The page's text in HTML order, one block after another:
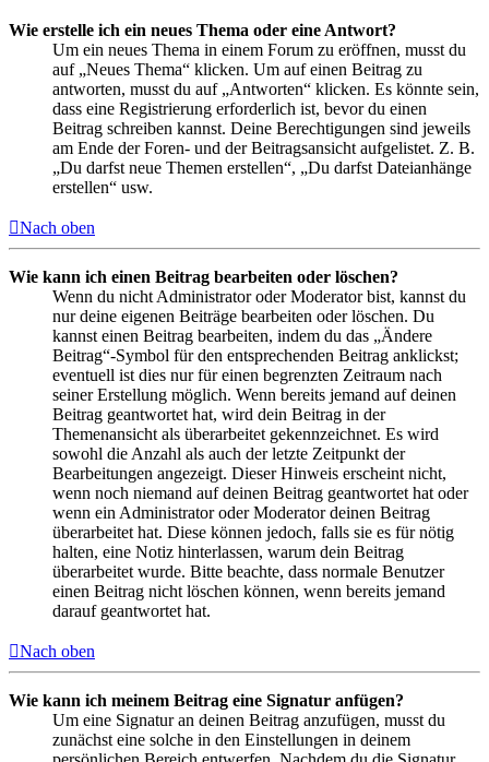
Wie erstelle ich ein neues Thema oder eine Antwort?
Um ein neues Thema in einem Forum zu eröffnen, musst du
auf „Neues Thema“ klicken. Um auf einen Beitrag zu
antworten, musst du auf „Antworten“ klicken. Es könnte sein,
dass eine Registrierung erforderlich ist, bevor du einen
Beitrag schreiben kannst. Deine Berechtigungen sind jeweils
am Ende der Foren- und der Beitragsansicht aufgelistet. Z. B.
„Du darfst neue Themen erstellen“, „Du darfst Dateianhänge
erstellen“ usw.
Nach oben
Wie kann ich einen Beitrag bearbeiten oder löschen?
Wenn du nicht Administrator oder Moderator bist, kannst du
nur deine eigenen Beiträge bearbeiten oder löschen. Du
kannst einen Beitrag bearbeiten, indem du das „Ändere
Beitrag“-Symbol für den entsprechenden Beitrag anklickst;
eventuell ist dies nur für einen begrenzten Zeitraum nach
seiner Erstellung möglich. Wenn bereits jemand auf deinen
Beitrag geantwortet hat, wird dein Beitrag in der
Themenansicht als überarbeitet gekennzeichnet. Es wird
sowohl die Anzahl als auch der letzte Zeitpunkt der
Bearbeitungen angezeigt. Dieser Hinweis erscheint nicht,
wenn noch niemand auf deinen Beitrag geantwortet hat oder
wenn ein Administrator oder Moderator deinen Beitrag
überarbeitet hat. Diese können jedoch, falls sie es für nötig
halten, eine Notiz hinterlassen, warum dein Beitrag
überarbeitet wurde. Bitte beachte, dass normale Benutzer
einen Beitrag nicht löschen können, wenn bereits jemand
darauf geantwortet hat.
Nach oben
Wie kann ich meinem Beitrag eine Signatur anfügen?
Um eine Signatur an deinen Beitrag anzufügen, musst du
zunächst eine solche in den Einstellungen in deinem